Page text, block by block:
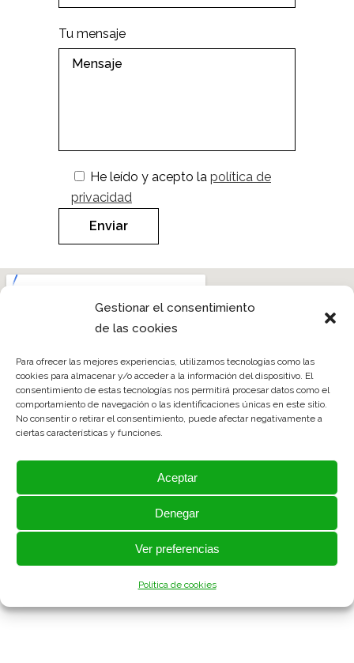
Gestionar el consentimiento
de las cookies
Para ofrecer las mejores experiencias, utilizamos tecnologías como las
cookies para almacenar y/o acceder a la información del dispositivo. El
consentimiento de estas tecnologías nos permitirá procesar datos como el
comportamiento de navegación o las identificaciones únicas en este sitio.
No consentir o retirar el consentimiento, puede afectar negativamente a
ciertas características y funciones.
Aceptar
Denegar
Ver preferencias
Política de cookies
Tu mensaje
He leído y acepto la política de
privacidad